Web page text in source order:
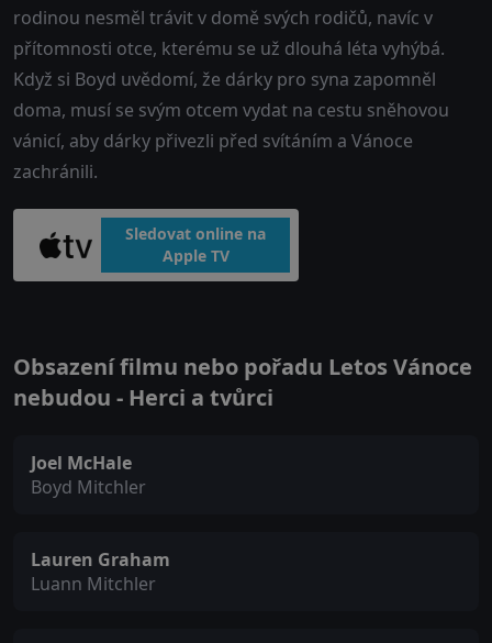
rodinou nesměl trávit v domě svých rodičů, navíc v
přítomnosti otce, kterému se už dlouhá léta vyhýbá.
Když si Boyd uvědomí, že dárky pro syna zapomněl
doma, musí se svým otcem vydat na cestu sněhovou
vánicí, aby dárky přivezli před svítáním a Vánoce
zachránili.
Sledovat online na
Apple TV
Obsazení filmu nebo pořadu Letos Vánoce
nebudou - Herci a tvůrci
Joel McHale
Boyd Mitchler
Lauren Graham
Luann Mitchler